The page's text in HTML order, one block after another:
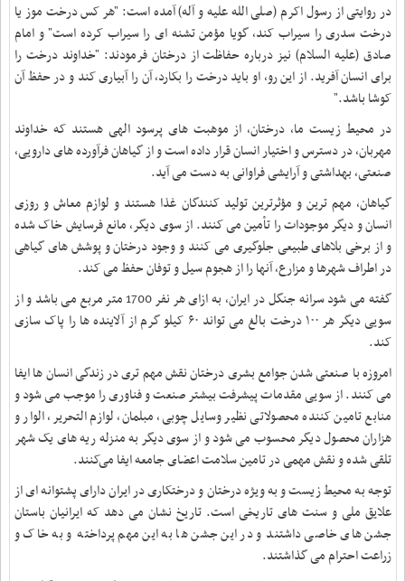
در روایتی از رسول اکرم (صلی الله علیه و آله) آمده است: "هر کس درخت موز یا
درخت سدری را سیراب کند، گویا مؤمن تشنه ای را سیراب کرده است" و امام
صادق (علیه السلام) نیز درباره حفاظت از درختان فرمودند: "خداوند درخت را
برای انسان آفرید. از این رو، او باید درخت را بکارد، آن را آبیاری کند و در حفظ آن
کوشا باشد.
"
در محیط زیست ما، درختان، از موهبت های پرسود الهی هستند که خداوند
مهربان، در دسترس و اختیار انسان قرار داده است و از گیاهان فرآورده های دارویی،
صنعتی، بهداشتی و آرایشی فراوانی به دست می آید.
گیاهان، مهم ترین و مؤثرترین تولید کنندگان غذا هستند و لوازم معاش و روزی
انسان و دیگر موجودات را تأمین می کنند. از سوی دیگر، مانع فرسایش خاک شده
و از برخی بلاهای طبیعی جلوگیری می کنند و وجود درختان و پوشش های گیاهی
در اطراف شهرها و مزارع، آنها را از هجوم سیل و توفان حفظ می کند.
گفته می شود سرانه جنگل در ایران، به ازای هر نفر 1700 متر مربع می باشد و از
سویی دیگر هر ۱۰۰ درخت بالغ می تواند ۶۰ کیلو گرم از آلاینده ها را پاک سازی
کند.
امروزه با صنعتی شدن جوامع بشری درختان نقش مهم تری در زندگی انسان ها ایفا
می کنند. از سویی مقدمات پیشرفت بیشتر صنعت و فناوری را موجب می شود و
منابع تامین کننده محصولاتی نظیر وسایل چوبی، مبلمان، لوازم التحریر، الوار و
هزاران محصول دیگر محسوب می شود و از سوی دیگر به منزله ریه های یک شهر
تلقی شده و نقش مهمی در تامین سلامت اعضای جامعه ایفا می‌کنند.
توجه به محیط زیست و به ویژه درختان و درختکاری در ایران دارای پشتوانه ای از
علایق ملی و سنت های تاریخی است. تاریخ نشان می دهد که ایرانیان باستان
جشن های خاصی داشتند و در این جشن ها به این مهم پرداخته و به خاک و
زراعت احترام می گذاشتند.